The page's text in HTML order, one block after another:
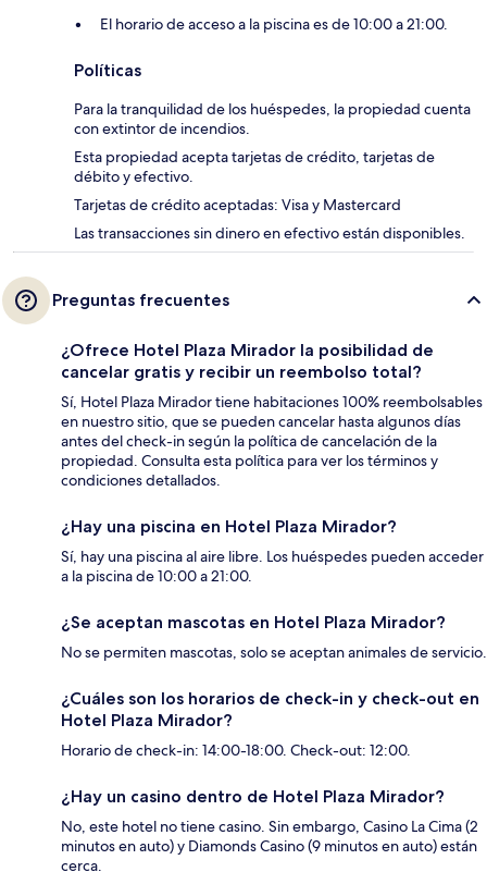
El horario de acceso a la piscina es de 10:00 a 21:00.
Políticas
Para la tranquilidad de los huéspedes, la propiedad cuenta
con extintor de incendios.
Esta propiedad acepta tarjetas de crédito, tarjetas de
débito y efectivo.
Tarjetas de crédito aceptadas: Visa y Mastercard
Las transacciones sin dinero en efectivo están disponibles.
Preguntas frecuentes
¿Ofrece Hotel Plaza Mirador la posibilidad de
cancelar gratis y recibir un reembolso total?
Sí, Hotel Plaza Mirador tiene habitaciones 100% reembolsables
en nuestro sitio, que se pueden cancelar hasta algunos días
antes del check-in según la política de cancelación de la
propiedad. Consulta esta política para ver los términos y
condiciones detallados.
¿Hay una piscina en Hotel Plaza Mirador?
Sí, hay una piscina al aire libre. Los huéspedes pueden acceder
a la piscina de 10:00 a 21:00.
¿Se aceptan mascotas en Hotel Plaza Mirador?
No se permiten mascotas, solo se aceptan animales de servicio.
¿Cuáles son los horarios de check-in y check-out en
Hotel Plaza Mirador?
Horario de check-in: 14:00-18:00. Check-out: 12:00.
¿Hay un casino dentro de Hotel Plaza Mirador?
No, este hotel no tiene casino. Sin embargo, Casino La Cima (2
minutos en auto) y Diamonds Casino (9 minutos en auto) están
cerca.